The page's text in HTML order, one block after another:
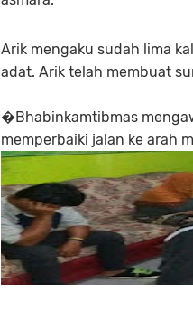
Arik mengaku sudah lima
adat. Arik telah membuat
�Bhabinkamtibmas
memperbaiki jalan ke arah